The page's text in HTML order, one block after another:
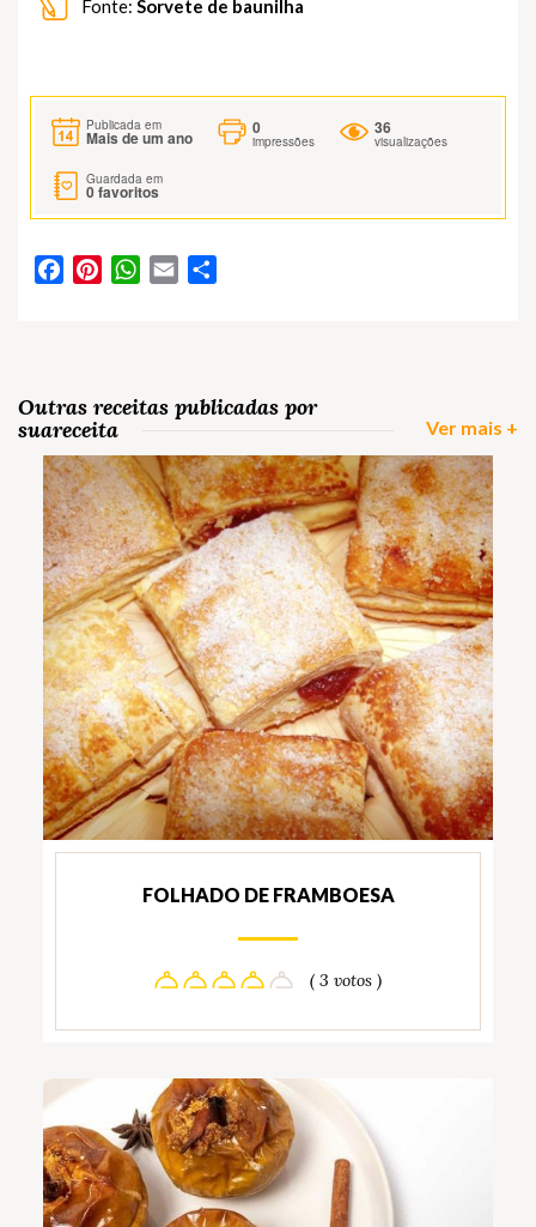
Fonte: Sorvete de baunilha
Publicada em
Mais de um ano
0
impressões
36
visualizações
Guardada em
0favoritos
FacebookPinterestWhatsApp
Email
Outras receitas publicadas por
suareceita
Ver mais +
FOLHADO DE FRAMBOESA
( 3 votos )